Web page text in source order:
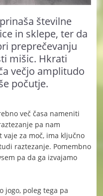
številne
in sklepe, ter da
preprečevanju
mišic. Hkrati
večjo amplitudo
počutje.
več časa nameniti
pa nam
vaje za moč, ima ključno
raztezanje. Pomembno
pa da ga izvajamo
jogo, poleg tega pa